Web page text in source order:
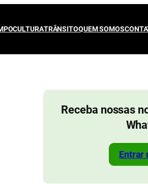
CULTURATRÂNSITOQUEM SOMOS
Receba nossas
Entrar